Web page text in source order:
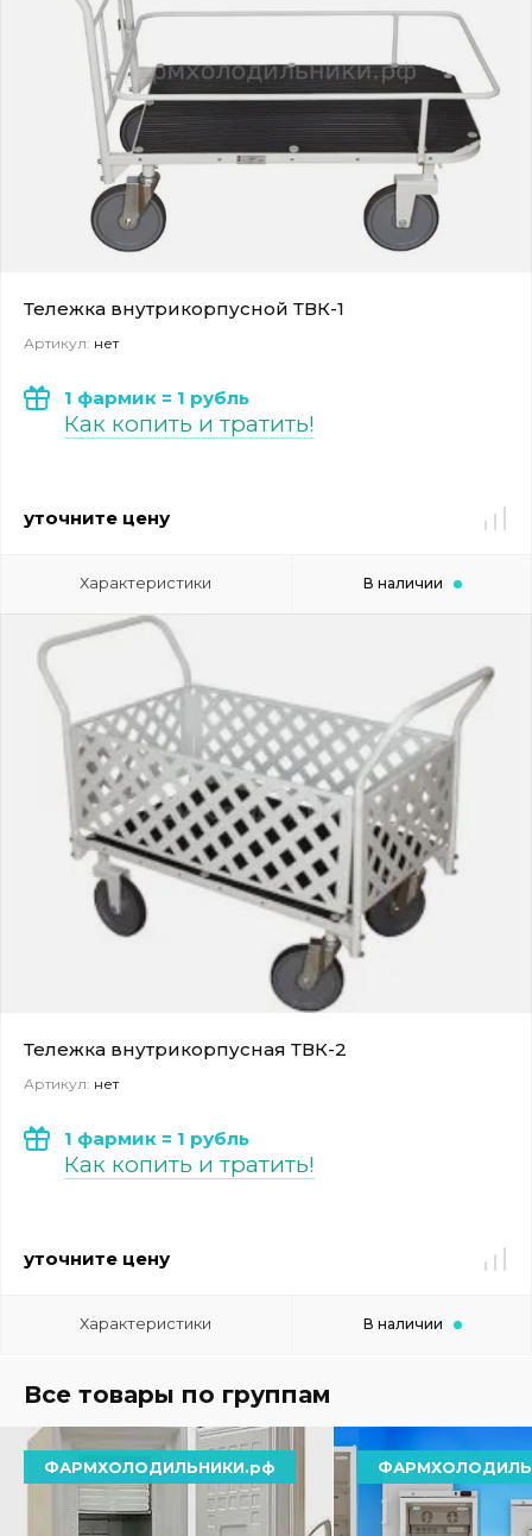
Тележка внутрикорпусной ТВК-1
Артикул: нет
1 фармик = 1 рубль
Как копить и тратить!
уточните цену
Характеристики В наличии
Тележка внутрикорпусная ТВК-2
Артикул: нет
1 фармик = 1 рубль
Как копить и тратить!
уточните цену
Характеристики В наличии
Все товары по группам
ФАРМХОЛОДИЛЬНИКИ.рф